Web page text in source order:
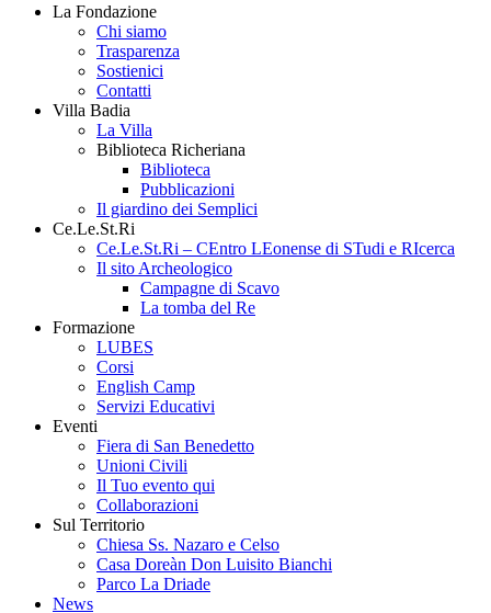
La Fondazione
Chi siamo
Trasparenza
Sostienici
Contatti
Villa Badia
La Villa
Biblioteca Richeriana
Biblioteca
Pubblicazioni
Il giardino dei Semplici
Ce.Le.St.Ri
Ce.Le.St.Ri – CEntro LEonense di STudi e RIcerca
Il sito Archeologico
Campagne di Scavo
La tomba del Re
Formazione
LUBES
Corsi
English Camp
Servizi Educativi
Eventi
Fiera di San Benedetto
Unioni Civili
Il Tuo evento qui
Collaborazioni
Sul Territorio
Chiesa Ss. Nazaro e Celso
Casa Doreàn Don Luisito Bianchi
Parco La Driade
News